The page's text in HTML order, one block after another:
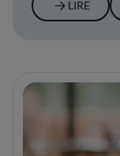
LIRE